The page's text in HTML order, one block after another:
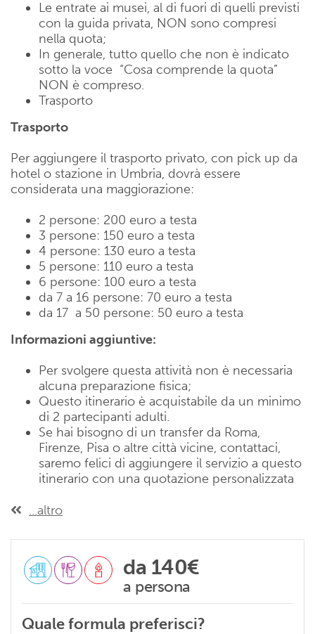
Le entrate ai musei, al di fuori di quelli previsti
con la guida privata, NON sono compresi
nella quota;
In generale, tutto quello che non è indicato
sotto la voce “Cosa comprende la quota”
NON è compreso.
Trasporto
Trasporto
Per aggiungere il trasporto privato, con pick up da
hotel o stazione in Umbria, dovrà essere
considerata una maggiorazione:
2 persone: 200 euro a testa
3 persone: 150 euro a testa
4 persone: 130 euro a testa
5 persone: 110 euro a testa
6 persone: 100 euro a testa
da 7 a 16 persone: 70 euro a testa
da 17 a 50 persone: 50 euro a testa
Informazioni aggiuntive:
Per svolgere questa attività non è necessaria
alcuna preparazione fisica;
Questo itinerario è acquistabile da un minimo
di 2 partecipanti adulti.
Se hai bisogno di un transfer da Roma,
Firenze, Pisa o altre città vicine, contattaci,
saremo felici di aggiungere il servizio a questo
itinerario con una quotazione personalizzata
...altro
da 140€
a persona
Quale formula preferisci?